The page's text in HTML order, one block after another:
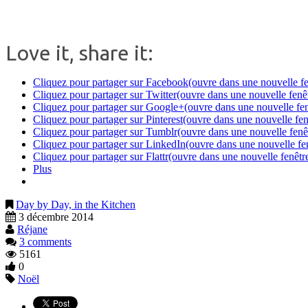
Love it, share it:
Cliquez pour partager sur Facebook(ouvre dans une nouvelle
Cliquez pour partager sur Twitter(ouvre dans une nouvelle
Cliquez pour partager sur Google+(ouvre dans une nouvelle
Cliquez pour partager sur Pinterest(ouvre dans une nouvelle
Cliquez pour partager sur Tumblr(ouvre dans une nouvelle
Cliquez pour partager sur LinkedIn(ouvre dans une nouvelle
Cliquez pour partager sur Flattr(ouvre dans une nouvelle
Plus
Day by Day, in the Kitchen
3 décembre 2014
Réjane
3 comments
5161
0
Noël